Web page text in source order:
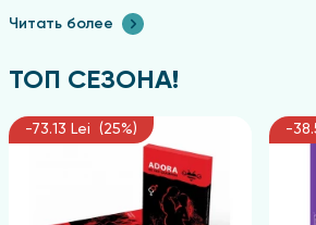
стране, а его наименование стало
нарицательным обозначением
находятся также декоративные
макияжа и пудры.
Dermacol является
производителем обширной гаммы
продуктов.Продукция марки
Читать более
ТОП СЕЗОНА!
-73.13 Lei (25%) -